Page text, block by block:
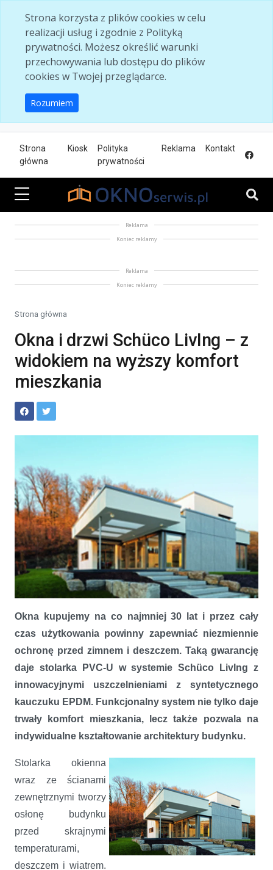
Strona korzysta z plików cookies w celu
realizacji usług i zgodnie z Polityką
prywatności. Możesz określić warunki
przechowywania lub dostępu do plików
cookies w Twojej przeglądarce.
Rozumiem
Strona
główna
Kiosk
Polityka
prywatności
Reklama Kontakt
Reklama
Koniec reklamy
Reklama
Koniec reklamy
Strona główna
Okna i drzwi Schüco LivIng – z
widokiem na wyższy komfort
mieszkania
mieszkania
Okna kupujemy na co najmniej 30 lat i przez cały
czas użytkowania powinny zapewniać niezmiennie
ochronę przed zimnem i deszczem. Taką gwarancję
daje stolarka PVC-U w systemie Schüco LivIng z
innowacyjnymi uszczelnieniami z syntetycznego
kauczuku EPDM. Funkcjonalny system nie tylko daje
trwały komfort mieszkania, lecz także pozwala na
indywidualne kształtowanie architektury budynku.
Stolarka okienna
wraz ze ścianami
zewnętrznymi tworzy
osłonę budynku
przed skrajnymi
temperaturami,
deszczem i wiatrem.